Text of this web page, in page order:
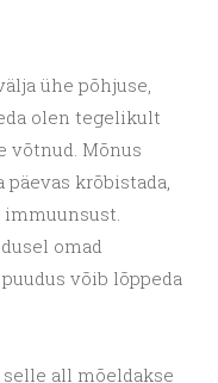
ühe põhjuse,
olen tegelikult
võtnud. Mõnus
krõbistada,
immuunsust.
omad
võib lõppeda
selle all mõeldakse